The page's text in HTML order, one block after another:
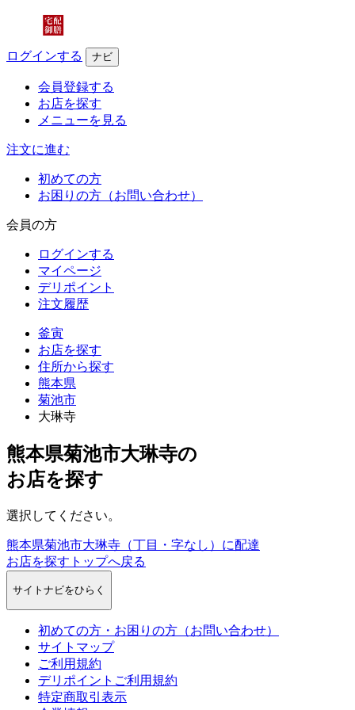
ログインする ナビ
会員登録する
お店を探す
メニューを見る
注文に進む
初めての方
お困りの方（お問い合わせ）
会員の方
ログインする
マイページ
デリポイント
注文履歴
釜寅
お店を探す
住所から探す
熊本県
菊池市
大琳寺
熊本県菊池市大琳寺の
お店を探す
選択してください。
熊本県菊池市大琳寺（丁目・字なし）に配達
お店を探すトップへ戻る
サイトナビをひらく
初めての方・お困りの方（お問い合わせ）
サイトマップ
ご利用規約
デリポイントご利用規約
特定商取引表示